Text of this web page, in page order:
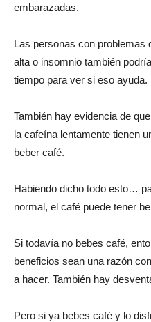
embarazadas.
Las personas con problemas
alta o insomnio también
tiempo para ver si eso ayuda.
También hay evidencia de
la cafeína lentamente tienen
beber café.
Habiendo dicho todo esto…
normal, el café puede tener
Si todavía no bebes café,
beneficios sean una razón
a hacer. También hay
Pero si ya bebes café y lo